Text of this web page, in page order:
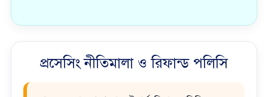
প্রসেসিং নীতিমালা ও রিফান্ড পলিসি